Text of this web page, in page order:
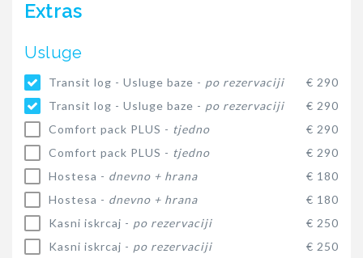
Extras
Usluge
Transit log - Usluge baze - po rezervaciji
€ 290
Transit log - Usluge baze - po rezervaciji
€ 290
Comfort pack PLUS - tjedno
€ 290
Comfort pack PLUS - tjedno
€ 290
Hostesa - dnevno + hrana
€ 180
Hostesa - dnevno + hrana
€ 180
Kasni iskrcaj - po rezervaciji
€ 250
Kasni iskrcaj - po rezervaciji
€ 250